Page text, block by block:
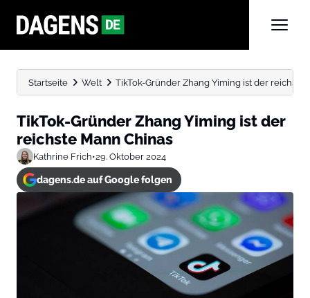
Startseite Welt TikTok-Gründer Zhang Yiming ist der reichste
TikTok-Gründer Zhang Yiming ist der
reichste Mann Chinas
Kathrine Frich•29. Oktober 2024
dagens.de auf Google folgen